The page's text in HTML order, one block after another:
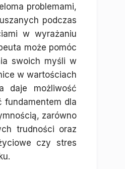
problemami,
podczas
w wyrażaniu
może pomóc
swoich myśli w
w wartościach
daje możliwość
fundamentem dla
zarówno
trudności oraz
czy stres